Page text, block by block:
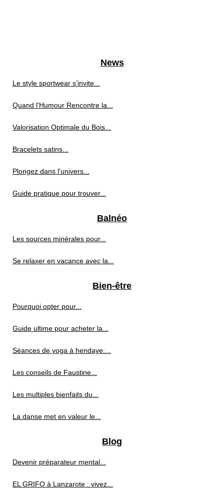
News
Le style sportwear s’invite...
Quand l'Humour Rencontre la...
Valorisation Optimale du Bois...
Bracelets satins...
Plongez dans l'univers...
Guide pratique pour trouver...
Balnéo
Les sources minérales pour...
Se relaxer en vacance avec la...
Bien-être
Pourquoi opter pour...
Guide ultime pour acheter la...
Séances de yoga à hendaye:...
Les conseils de Faustine...
Les multiples bienfaits du...
La danse met en valeur le...
Blog
Devenir préparateur mental...
EL GRIFO à Lanzarote : vivez...